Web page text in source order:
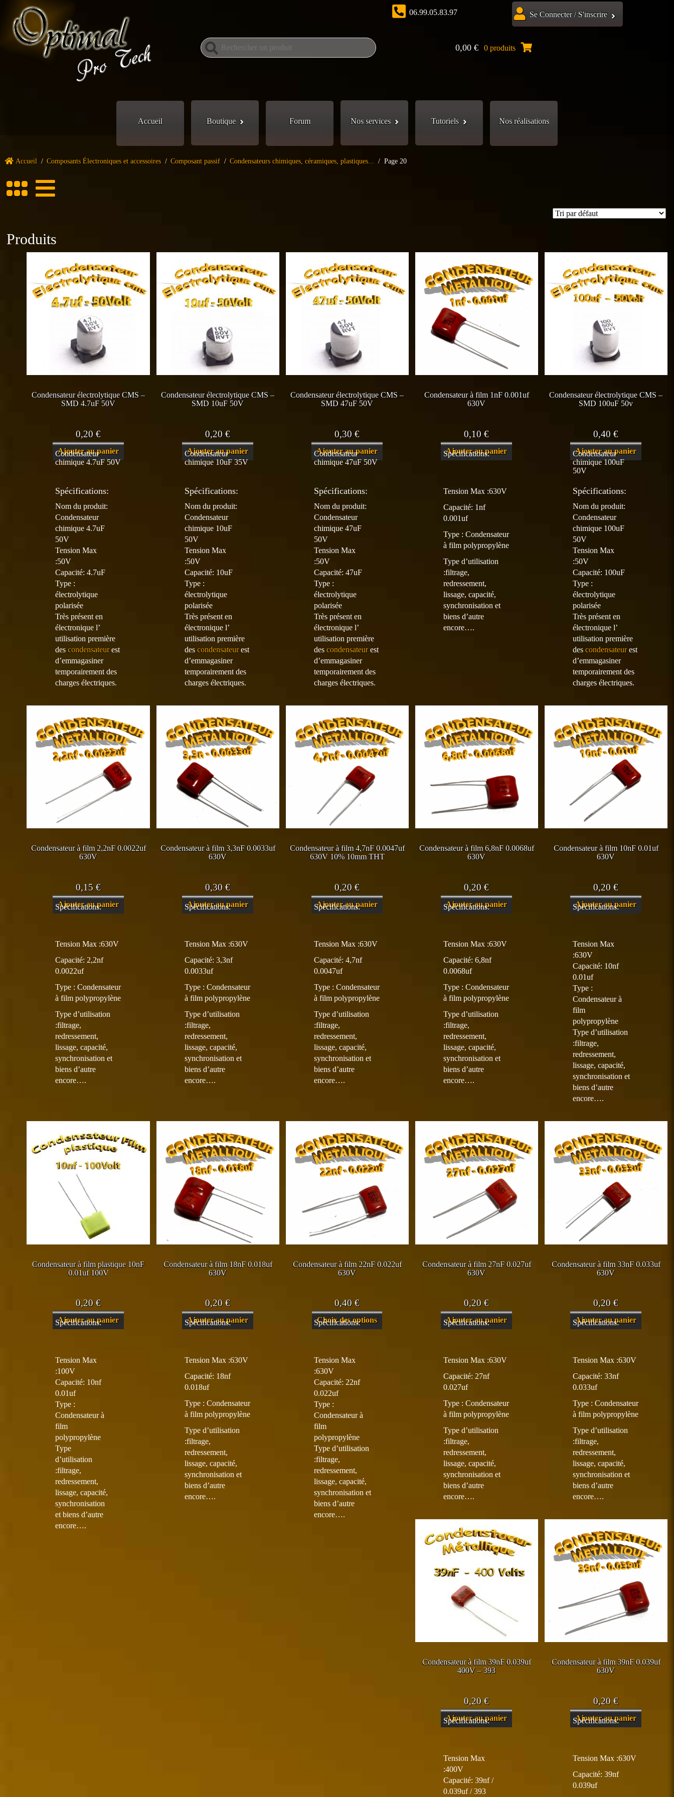
06.99.05.83.97
0,00€ 0 produits
Se Connecter / S'inscrire
Accueil Boutique Forum Nos services Tutoriels Nos réalisations
Accueil / Composants Électroniques et accessoires / Composant passif / Condensateurs chimiques, céramiques, plastiques... / Page 20
Produits
Condensateur électrolytique CMS –
SMD 4.7uF 50V
0,20€
Ajouter au panier
Condensateur
chimique 4.7uF 50V
Spécifications:
Nom du produit:
Condensateur
chimique 4.7uF
50V
Tension Max
:50V
Capacité: 4.7uF
Type :
électrolytique
polarisée
Très présent en
électronique l’
utilisation première
descondensateurest
d’emmagasiner
temporairement des
charges électriques.
Condensateur électrolytique CMS –
SMD 10uF 50V
0,20€
Ajouter au panier
Condensateur
chimique 10uF 35V
Spécifications:
Nom du produit:
Condensateur
chimique 10uF
50V
Tension Max
:50V
Capacité: 10uF
Type :
électrolytique
polarisée
Très présent en
électronique l’
utilisation première
descondensateurest
d’emmagasiner
temporairement des
charges électriques.
Condensateur électrolytique CMS –
SMD 47uF 50V
0,30€
Ajouter au panier
Condensateur
chimique 47uF 50V
Spécifications:
Nom du produit:
Condensateur
chimique 47uF
50V
Tension Max
:50V
Capacité: 47uF
Type :
électrolytique
polarisée
Très présent en
électronique l’
utilisation première
descondensateurest
d’emmagasiner
temporairement des
charges électriques.
Condensateur à film 1nF 0.001uf
630V
0,10€
Ajouter au panier
Spécifications:
Tension Max :630V
Capacité: 1nf
0.001uf
Type :Condensateur
à film polypropylène
Type d’utilisation
:filtrage,
redressement,
lissage, capacité,
synchronisation et
biens d’autre
encore….
Condensateur électrolytique CMS –
SMD 100uF 50v
0,40€
Ajouter au panier
Condensateur
chimique 100uF
50V
Spécifications:
Nom du produit:
Condensateur
chimique 100uF
50V
Tension Max
:50V
Capacité: 100uF
Type :
électrolytique
polarisée
Très présent en
électronique l’
utilisation première
descondensateurest
d’emmagasiner
temporairement des
charges électriques.
Condensateur à film 2,2nF 0.0022uf
630V
0,15€
Ajouter au panier
Spécifications:
Tension Max :630V
Capacité: 2,2nf
0.0022uf
Type : Condensateur
à film polypropylène
Type d’utilisation
:filtrage,
redressement,
lissage, capacité,
synchronisation et
biens d’autre
encore….
Condensateur à film 3,3nF 0.0033uf
630V
0,30€
Ajouter au panier
Spécifications:
Tension Max :630V
Capacité: 3,3nf
0.0033uf
Type : Condensateur
à film polypropylène
Type d’utilisation
:filtrage,
redressement,
lissage, capacité,
synchronisation et
biens d’autre
encore….
Condensateur à film 4,7nF 0.0047uf
630V 10% 10mm THT
0,20€
Ajouter au panier
Spécifications:
Tension Max :630V
Capacité: 4,7nf
0.0047uf
Type :Condensateur
à film polypropylène
Type d’utilisation
:filtrage,
redressement,
lissage, capacité,
synchronisation et
biens d’autre
encore….
Condensateur à film 6,8nF 0.0068uf
630V
0,20€
Ajouter au panier
Spécifications:
Tension Max :630V
Capacité: 6,8nf
0.0068uf
Type :Condensateur
à film polypropylène
Type d’utilisation
:filtrage,
redressement,
lissage, capacité,
synchronisation et
biens d’autre
encore….
Condensateur à film 10nF 0.01uf
630V
0,20€
Ajouter au panier
Spécifications:
Tension Max
:630V
Capacité: 10nf
0.01uf
Type :
Condensateur à
film
polypropylène
Type d’utilisation
:filtrage,
redressement,
lissage, capacité,
synchronisation et
biens d’autre
encore….
Condensateur à film plastique 10nF
0.01uf 100V
0,20€
Ajouter au panier
Spécifications:
Tension Max
:100V
Capacité: 10nf
0.01uf
Type :
Condensateur à
film
polypropylène
Type
d’utilisation
:filtrage,
redressement,
lissage, capacité,
synchronisation
et biens d’autre
encore….
Condensateur à film 18nF 0.018uf
630V
0,20€
Ajouter au panier
Spécifications:
Tension Max :630V
Capacité: 18nf
0.018uf
Type : Condensateur
à film polypropylène
Type d’utilisation
:filtrage,
redressement,
lissage, capacité,
synchronisation et
biens d’autre
encore….
Condensateur à film 22nF 0.022uf
630V
0,40€
Choix des options
produit
Spécifications:
Tension Max
:630V
Capacité: 22nf
0.022uf
Type :
Condensateur à
film
polypropylène
Type d’utilisation
:filtrage,
redressement,
lissage, capacité,
synchronisation et
biens d’autre
encore….
Condensateur à film 27nF 0.027uf
630V
0,20€
Ajouter au panier
Spécifications:
Tension Max :630V
Capacité: 27nf
0.027uf
Type :Condensateur
à film polypropylène
Type d’utilisation
:filtrage,
redressement,
lissage, capacité,
synchronisation et
biens d’autre
encore….
Condensateur à film 33nF 0.033uf
630V
0,20€
Ajouter au panier
Spécifications:
Tension Max :630V
Capacité: 33nf
0.033uf
Type :Condensateur
à film polypropylène
Type d’utilisation
:filtrage,
redressement,
lissage, capacité,
synchronisation et
biens d’autre
encore….
Condensateur à film 39nF 0.039uf
400V – 393
0,20€
Ajouter au panier
Spécifications:
Tension Max
:400V
Capacité: 39nf /
0.039uf / 393
Condensateur à film 39nF 0.039uf
630V
0,20€
Ajouter au panier
Spécifications:
Tension Max :630V
Capacité: 39nf
0.039uf